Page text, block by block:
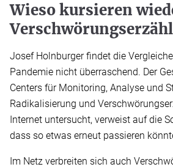
Wieso kursieren
Josef Holnburger findet die
Pandemie nicht überraschend. Der
Centers für Monitoring, Analyse und
Radikalisierung und
Internet untersucht, verweist auf die
dass so etwas erneut passieren
Im Netz verbreiten sich auch